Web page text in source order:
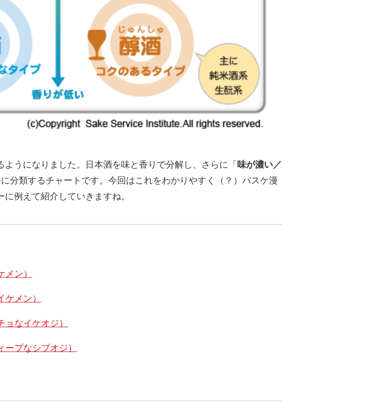
うになりました。日本酒を味と香りで分解し、さらに「 味が濃い／
に分類するチャートです。今回はこれをわかりやすく（？）バスケ漫
例えて紹介していきますね。
ン）
メン）
なイケオジ）
プなシブオジ）